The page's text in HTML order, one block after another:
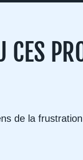
CES
de la